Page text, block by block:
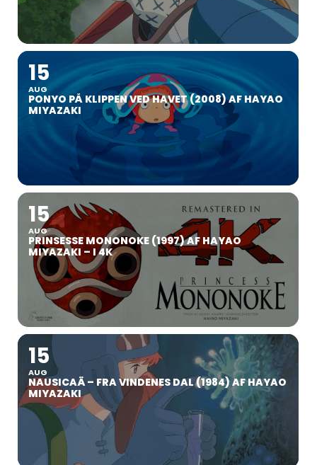
15
AUG
PONYO PÅ KLIPPEN VED HAVET (2008) AF HAYAO
MIYAZAKI
15
AUG
PRINSESSE MONONOKE (1997) AF HAYAO
MIYAZAKI – I 4K
15
AUG
NAUSICAÄ – FRA VINDENES DAL (1984) AF HAYAO
MIYAZAKI